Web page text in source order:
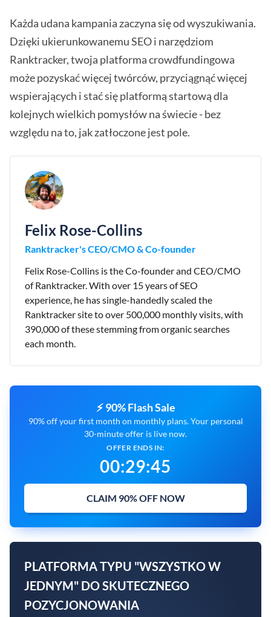
Każda udana kampania zaczyna się od wyszukiwania.
Dzięki ukierunkowanemu SEO i narzędziom
Ranktracker, twoja platforma crowdfundingowa
może pozyskać więcej twórców, przyciągnąć więcej
wspierających i stać się platformą startową dla
kolejnych wielkich pomysłów na świecie - bez
względu na to, jak zatłoczone jest pole.
Felix Rose-Collins
Ranktracker's CEO/CMO & Co-founder
Felix Rose-Collins is the Co-founder and CEO/CMO
of Ranktracker. With over 15 years of SEO
experience, he has single-handedly scaled the
Ranktracker site to over 500,000 monthly visits, with
390,000 of these stemming from organic searches
each month.
⚡ 90% Flash Sale
90% off your first month on monthly plans. Your personal
30-minute offer is live now.
OFFER ENDS IN:
00:29:44
CLAIM 90% OFF NOW
PLATFORMA TYPU "WSZYSTKO W
JEDNYM" DO SKUTECZNEGO
POZYCJONOWANIA